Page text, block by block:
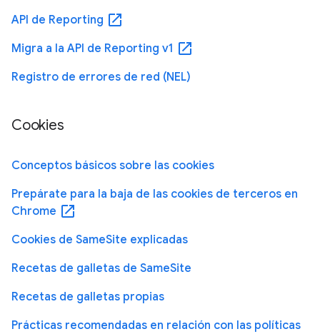
API de Reporting open_in_new
Migra a la API de Reporting v1 open_in_new
Registro de errores de red (NEL)
Cookies
Conceptos básicos sobre las cookies
Prepárate para la baja de las cookies de terceros en
Chrome open_in_new
Cookies de SameSite explicadas
Recetas de galletas de SameSite
Recetas de galletas propias
Prácticas recomendadas en relación con las políticas